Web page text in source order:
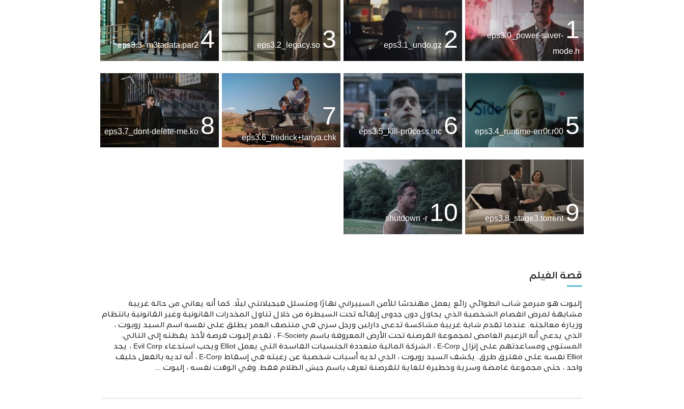
1
eps3.0_power-saver-
mode.h
2
3
4
eps3.3_m3tadata.par2
5
6
eps3.5_kill-pr0cess.inc
7
eps3.6_fredrick+tanya.chk
8
eps3.7_dont-delete-me.ko
9
eps3.8_stage3.torrent
10
قصة الفيلم
إليوت هو مبرمج شاب انطوائي رائع يعمل مهندسًا للأمن السيبراني نهارًا ومتسلل فيجيلانتي ليلًا. كما أنه يعاني من حالة غريبة
مشابهة لمرض انفصام الشخصية الذي يحاول دون جدوى إبقائه تحت السيطرة من خلال تناول المخدرات القانونية وغير القانونية بانتظام
وزيارة معالجته. عندما تقدم شابة غريبة مشاكسة تدعى دارلين ورجل سري في منتصف العمر يطلق على نفسه اسم السيد روبوت ،
الذي يدعي أنه الزعيم الغامض لمجموعة القرصنة تحت الأرض المعروفة باسم F-Society ، تقدم إليوت فرصة لأخذ يقظته إلى التالي.
المستوى ومساعدتهم على إنزال E-Corp ، الشركة المالية متعددة الجنسيات الفاسدة التي يعمل Elliot ويحب استدعاء Evil Corp ، يجد
Elliot نفسه على مفترق طرق. يكشف السيد روبوت ، الذي لديه أسباب شخصية عن رغبته في إسقاط E-Corp ، أنه لديه بالفعل حليف
واحد ، حتى مجموعة غامضة وسرية وخطيرة للغاية للقرصنة تعرف باسم جيش الظلام فقط. وفي الوقت نفسه ، إليوت ...